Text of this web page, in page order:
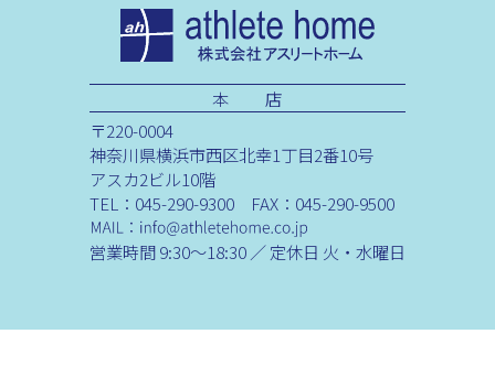
本 店
〒220-0004
神奈川県横浜市西区北幸1丁目2番10号
アスカ2ビル10階
TEL：045-290-9300 FAX：045-290-9500
営業時間 9:30～18:30 ／ 定休日 火・水曜日